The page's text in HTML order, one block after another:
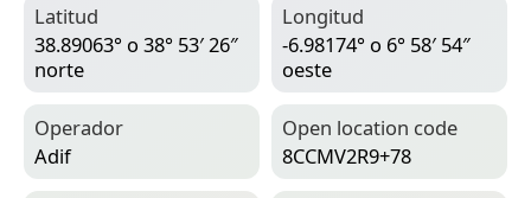
Latitud
38.89063° o 38° 53′ 26″
norte
Longitud
-6.98174° o 6° 58′ 54″
oeste
Operador
Adif
Open location code
8CCMV2R9+78